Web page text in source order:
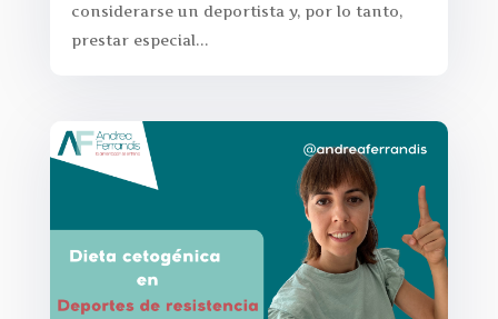
considerarse un deportista y, por lo tanto,
prestar especial...